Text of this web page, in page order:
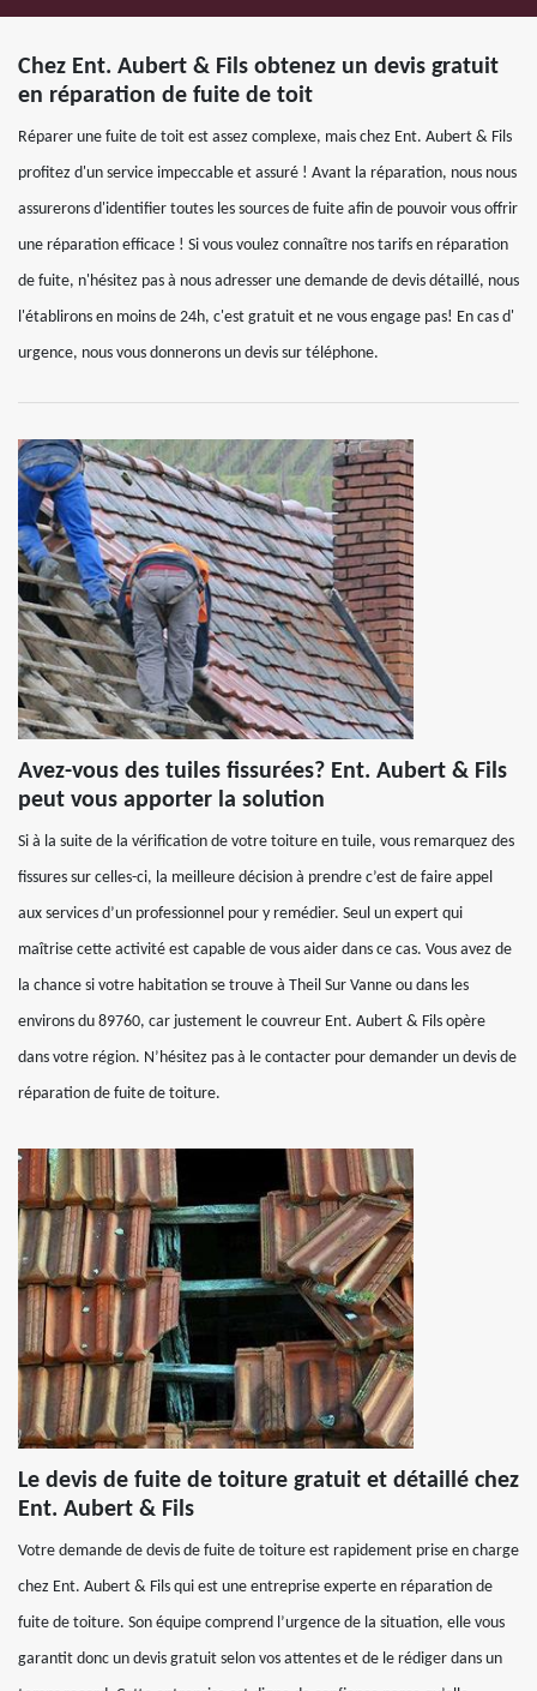
Chez Ent. Aubert & Fils obtenez un devis gratuit
en réparation de fuite de toit
Réparer une fuite de toit est assez complexe, mais chez Ent. Aubert & Fils
profitez d'un service impeccable et assuré ! Avant la réparation, nous nous
assurerons d'identifier toutes les sources de fuite afin de pouvoir vous offrir
une réparation efficace ! Si vous voulez connaître nos tarifs en réparation
de fuite, n'hésitez pas à nous adresser une demande de devis détaillé, nous
l'établirons en moins de 24h, c'est gratuit et ne vous engage pas! En cas d'
urgence, nous vous donnerons un devis sur téléphone.
Avez-vous des tuiles fissurées? Ent. Aubert & Fils
peut vous apporter la solution
Si à la suite de la vérification de votre toiture en tuile, vous remarquez des
fissures sur celles-ci, la meilleure décision à prendre c’est de faire appel
aux services d’un professionnel pour y remédier. Seul un expert qui
maîtrise cette activité est capable de vous aider dans ce cas. Vous avez de
la chance si votre habitation se trouve à Theil Sur Vanne ou dans les
environs du 89760, car justement le couvreur Ent. Aubert & Fils opère
dans votre région. N’hésitez pas à le contacter pour demander un devis de
réparation de fuite de toiture.
Le devis de fuite de toiture gratuit et détaillé chez
Ent. Aubert & Fils
Votre demande de devis de fuite de toiture est rapidement prise en charge
chez Ent. Aubert & Fils qui est une entreprise experte en réparation de
fuite de toiture. Son équipe comprend l’urgence de la situation, elle vous
garantit donc un devis gratuit selon vos attentes et de le rédiger dans un